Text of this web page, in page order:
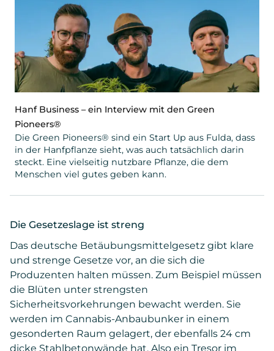
Hanf Business – ein Interview mit den Green
Pioneers®
Die Green Pioneers® sind ein Start Up aus Fulda, dass
in der Hanfpflanze sieht, was auch tatsächlich darin
steckt. Eine vielseitig nutzbare Pflanze, die dem
Menschen viel gutes geben kann.
Die Gesetzeslage ist streng
Das deutsche Betäubungsmittelgesetz gibt klare
und strenge Gesetze vor, an die sich die
Produzenten halten müssen. Zum Beispiel müssen
die Blüten unter strengsten
Sicherheitsvorkehrungen bewacht werden. Sie
werden im Cannabis-Anbaubunker in einem
gesonderten Raum gelagert, der ebenfalls 24 cm
dicke Stahlbetonwände hat. Also ein Tresor im